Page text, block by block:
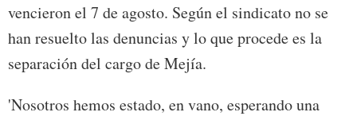
vencieron el 7 de agosto. Según el sindicato no se
han resuelto las denuncias y lo que procede es la
separación del cargo de Mejía.
'Nosotros hemos estado, en vano, esperando una